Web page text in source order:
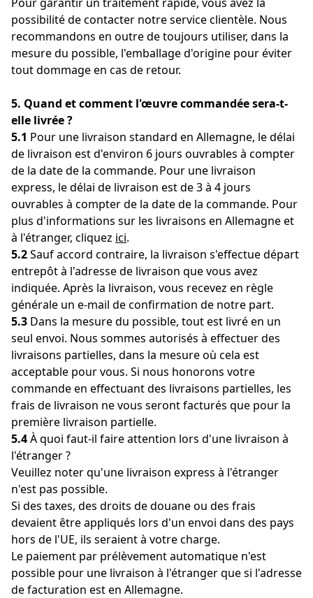
possibilité de contacter notre service clientèle. Nous
recommandons en outre de toujours utiliser, dans la
mesure du possible, l'emballage d'origine pour éviter
tout dommage en cas de retour.
5. Quand et comment l'œuvre commandée sera-t-
elle livrée ?
5.1 Pour une livraison standard en Allemagne, le délai
de livraison est d'environ 6 jours ouvrables à compter
de la date de la commande. Pour une livraison
express, le délai de livraison est de 3 à 4 jours
ouvrables à compter de la date de la commande. Pour
plus d'informations sur les livraisons en Allemagne et
à l'étranger, cliquez ici.
5.2Sauf accord contraire, la livraison s'effectue départ
entrepôt à l'adresse de livraison que vous avez
indiquée. Après la livraison, vous recevez en règle
générale un e-mail de confirmation de notre part.
5.3 Dans la mesure du possible, tout est livré en un
seul envoi. Nous sommes autorisés à effectuer des
livraisons partielles, dans la mesure où cela est
acceptable pour vous. Si nous honorons votre
commande en effectuant des livraisons partielles, les
frais de livraison ne vous seront facturés que pour la
première livraison partielle.
5.4À quoi faut-il faire attention lors d'une livraison à
l'étranger ?
Veuillez noter qu'une livraison express à l'étranger
n'est pas possible.
Si des taxes, des droits de douane ou des frais
devaient être appliqués lors d'un envoi dans des pays
hors de l'UE, ils seraient à votre charge.
Le paiement par prélèvement automatique n'est
possible pour une livraison à l'étranger que si l'adresse
de facturation est en Allemagne.